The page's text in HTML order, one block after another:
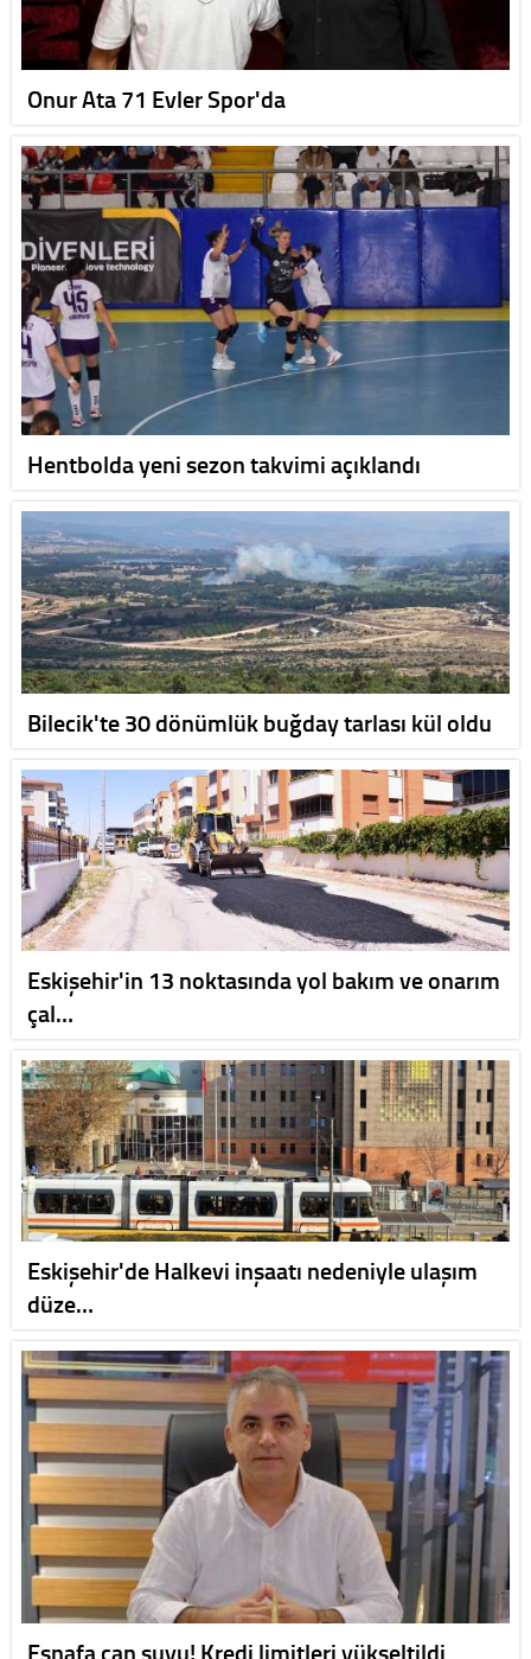
Onur Ata 71 Evler Spor'da
Hentbolda yeni sezon takvimi açıklandı
Bilecik'te 30 dönümlük buğday tarlası kül oldu
Eskişehir'in 13 noktasında yol bakım ve onarım
çal…
Eskişehir'de Halkevi inşaatı nedeniyle ulaşım
düze…
Esnafa can suyu! Kredi limitleri yükseltildi